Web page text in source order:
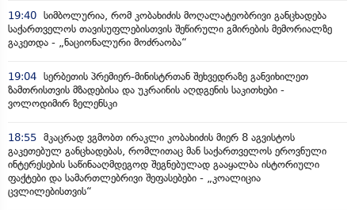
19:40 სიმბოლურია, რომ კობახიძის მოღალატეობრივი განცხადება
საქართველოს თავისუფლებისთვის შეწირული გმირების მემორიალზე
გაკეთდა - „ნაციონალური მოძრაობა“
19:04 სერბეთის პრემიერ-მინისტრთან შეხვედრაზე განვიხილეთ
ზამთრისთვის მზადებისა და უკრაინის აღდგენის საკითხები -
ვოლოდიმირ ზელენსკი
18:55 მკაცრად ვგმობთ ირაკლი კობახიძის მიერ 8 აგვისტოს
გაკეთებულ განცხადებას, რომლითაც მან საქართველოს ეროვნული
ინტერესების საწინააღმდეგოდ შეგნებულად გააყალბა ისტორიული
ფაქტები და სამართლებრივი შეფასებები - „კოალიცია
ცვლილებისთვის“